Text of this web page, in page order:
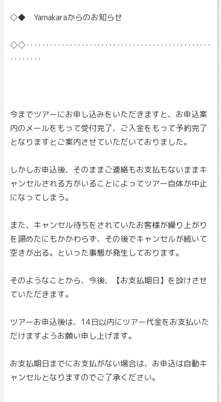
◇◆ Yamakaraからのお知らせ
‥‥‥‥
今までツアーにお申し込みをいただきますと、 お申込案
内のメールをもって受付完了、 ご入金をもって予約完了
となりますとご案内させていただいておりました。
しかしお申込後、 そのままご連絡もお支払もないままキ
ャンセルされる方がいることによってツアー自体が中止
になってしまう。
また、 キャンセル待ちをされていたお客様が繰り上がり
を諦めたにもかかわらず、その後でキャンセルが続いて
空きが出る。 といった事態が発生しております。
そのようなことから、今後、【お支払期日】 を設けさせ
ていただきます。
ツアーお申込後は、 14日以内にツアー代金をお支払いた
だけますようお願い申し上げます。
お支払期日までにお支払がない場合は、 お申込は自動キ
ャンセルとなりますのでご了承ください。